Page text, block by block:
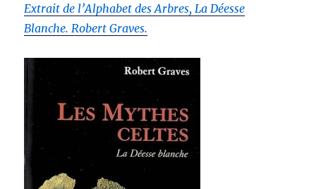
Extrait de l’Alphabet des Arbres, La Déesse
Blanche. Robert Graves.